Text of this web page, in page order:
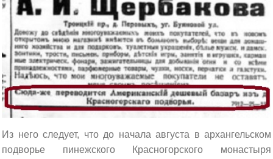
Из него следует, что до начала августа в архангельском
подворье пинежского Красногорского монастыря